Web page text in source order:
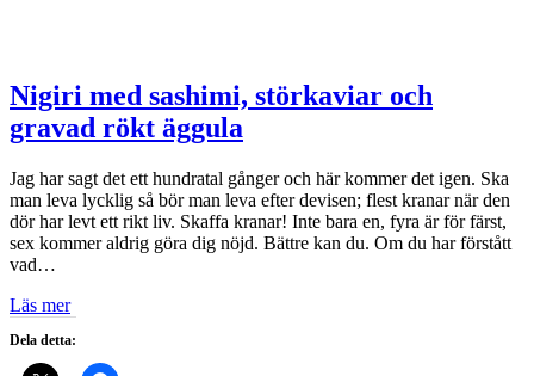
Nigiri med sashimi, störkaviar och
gravad rökt äggula
Jag har sagt det ett hundratal gånger och här kommer det igen. Ska
man leva lycklig så bör man leva efter devisen; flest kranar när den
dör har levt ett rikt liv. Skaffa kranar! Inte bara en, fyra är för färst,
sex kommer aldrig göra dig nöjd. Bättre kan du. Om du har förstått
vad…
Läs mer
Dela detta: